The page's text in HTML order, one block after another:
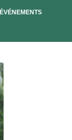
ÉVÉNEMENTS